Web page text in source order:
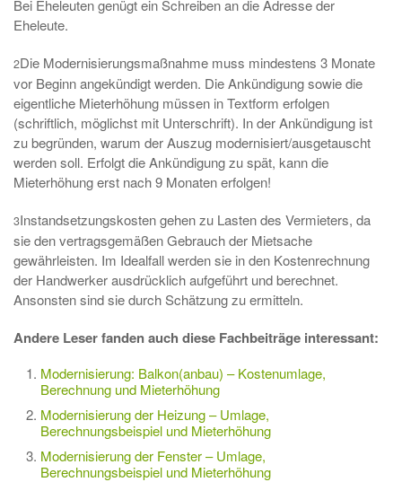
Bei Eheleuten genügt ein Schreiben an die Adresse der
Eheleute.
2Die Modernisierungsmaßnahme muss mindestens 3 Monate
vor Beginn angekündigt werden. Die Ankündigung sowie die
eigentliche Mieterhöhung müssen in Textform erfolgen
(schriftlich, möglichst mit Unterschrift). In der Ankündigung ist
zu begründen, warum der Auszug modernisiert/ausgetauscht
werden soll. Erfolgt die Ankündigung zu spät, kann die
Mieterhöhung erst nach 9 Monaten erfolgen!
3Instandsetzungskosten gehen zu Lasten des Vermieters, da
sie den vertragsgemäßen Gebrauch der Mietsache
gewährleisten. Im Idealfall werden sie in den Kostenrechnung
der Handwerker ausdrücklich aufgeführt und berechnet.
Ansonsten sind sie durch Schätzung zu ermitteln.
Andere Leser fanden auch diese Fachbeiträge interessant:
Modernisierung: Balkon(anbau) – Kostenumlage,
Berechnung und Mieterhöhung
Modernisierung der Heizung – Umlage,
Berechnungsbeispiel und Mieterhöhung
Modernisierung der Fenster – Umlage,
Berechnungsbeispiel und Mieterhöhung